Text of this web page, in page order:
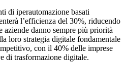
di iperautomazione basati
l’efficienza del 30%, riducendo
danno sempre più priorità
loro strategia digitale fondamentale
con il 40% delle imprese
di trasformazione digitale.